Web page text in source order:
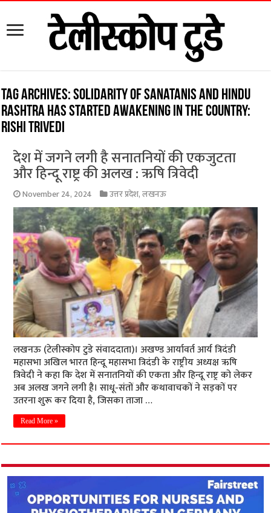
Tag Archives:Solidarity of Sanatanis and Hindu
Rashtra has started awakening in the country:
Rishi Trivedi
देश में जगने लगी है सनातनियों की एकजुटता
और हिन्दू राष्ट्र की अलख : ऋषि त्रिवेदी
November 24, 2024 उत्तर प्रदेश,लखनऊ
लखनऊ (टेलीस्कोप टुडे संवाददाता)। अखण्ड आर्यावर्त आर्य त्रिदंडी
महासभा अखिल भारत हिन्दू महासभा त्रिदंडी के राष्ट्रीय अध्यक्ष ऋषि
त्रिवेदी ने कहा कि देश में सनातनियों की एकता और हिन्दू राष्ट्र को लेकर
अब अलख जगने लगी है। साधू-संतों और कथावाचकों ने सड़कों पर
उतरना शुरू कर दिया है, जिसका ताजा …
Read More »